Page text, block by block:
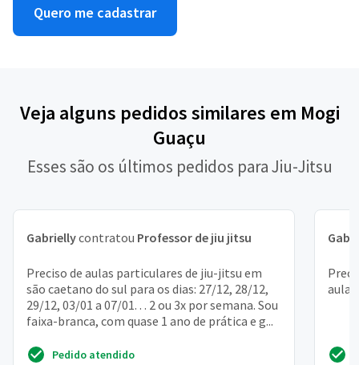
Quero me cadastrar
Veja alguns pedidos similares em Mogi
Guaçu
Esses são os últimos pedidos para Jiu-Jitsu
Gabriellycontratou Professor de jiu jitsu
Preciso de aulas particulares de jiu-jitsu em
são caetano do sul para os dias: 27/12, 28/12,
29/12, 03/01 a 07/01. . . 2 ou 3x por semana. Sou
faixa-branca, com quase 1 ano de prática e g...
Pedido atendido